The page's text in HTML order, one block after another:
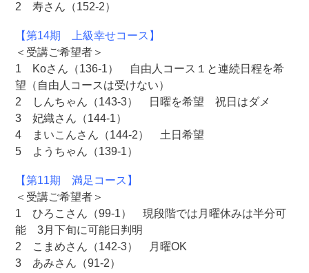
2 寿さん（152-2）
【第14期 上級幸せコース】
＜受講ご希望者＞
1 Koさん（136-1） 自由人コース１と連続日程を希
望（自由人コースは受けない）
2 しんちゃん（143-3） 日曜を希望 祝日はダメ
3 妃織さん（144-1）
4 まいこんさん（144-2） 土日希望
5 ようちゃん（139-1）
【第11期 満足コース】
＜受講ご希望者＞
1 ひろこさん（99-1） 現段階では月曜休みは半分可
能 3月下旬に可能日判明
2 こまめさん（142-3） 月曜OK
3 あみさん（91-2）